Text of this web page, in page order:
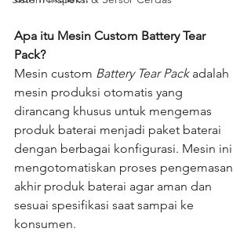
Apa itu Mesin Custom Battery Tear
Pack?
Mesin custom Battery Tear Pack adalah
mesin produksi otomatis yang
dirancang khusus untuk mengemas
produk baterai menjadi paket baterai
dengan berbagai konfigurasi. Mesin ini
mengotomatiskan proses pengemasan
akhir produk baterai agar aman dan
sesuai spesifikasi saat sampai ke
konsumen.